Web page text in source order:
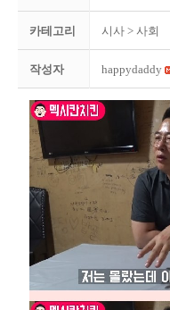
카테고리 시사 > 사회
작성자 happydaddy